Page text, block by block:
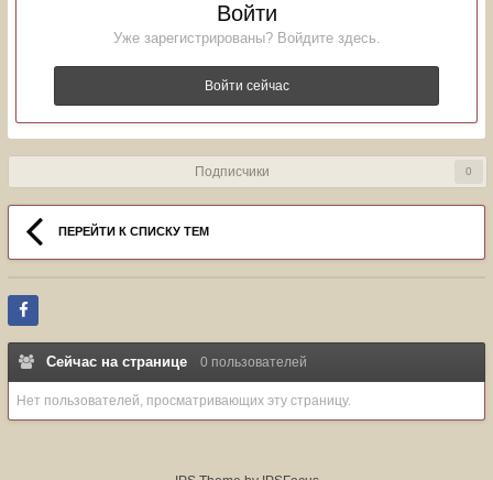
Войти
Уже зарегистрированы? Войдите здесь.
Войти сейчас
Подписчики 0
ПЕРЕЙТИ К СПИСКУ ТЕМ
Сейчас на странице 0 пользователей
Нет пользователей, просматривающих эту страницу.